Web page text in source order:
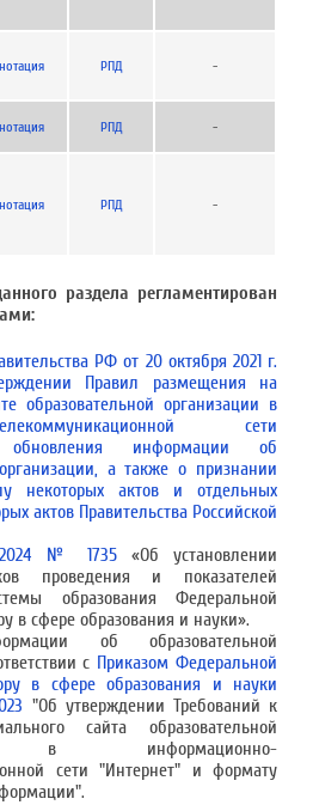
РПД -
РПД -
РПД -
раздела регламентирован
РФ от 20 октября 2021 г.
Правил размещения на
образовательной организации в
телекоммуникационной сети
информации об
а также о признании
некоторых актов и отдельных
актов Правительства Российской
№ 1735 «Об установлении
проведения и показателей
образования Федеральной
в сфере образования и науки».
об образовательной
с Приказом Федеральной
в сфере образования и науки
"Об утверждении Требований к
сайта образовательной
в информационно-
сети "Интернет" и формату